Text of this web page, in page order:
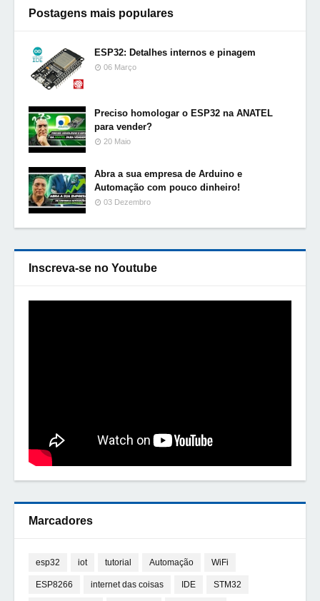
Postagens mais populares
ESP32: Detalhes internos e pinagem
06 Março
Preciso homologar o ESP32 na ANATEL
para vender?
20 Maio
Abra a sua empresa de Arduino e
Automação com pouco dinheiro!
03 Dezembro
Inscreva-se no Youtube
Marcadores
esp32 iot tutorial Automação WiFi
ESP8266 internet das coisas IDE STM32